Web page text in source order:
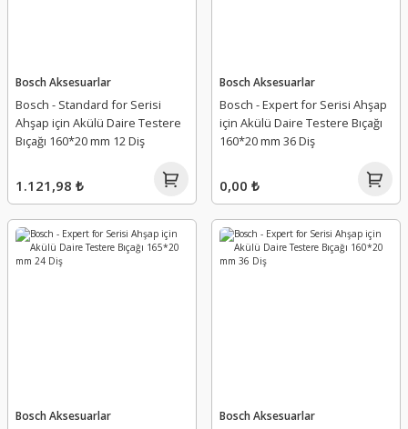
Bosch Aksesuarlar
Bosch - Standard for Serisi
Ahşap için Akülü Daire Testere
Bıçağı 160*20 mm 12 Diş
1.121,98 ₺
Bosch Aksesuarlar
Bosch - Expert for Serisi Ahşap
için Akülü Daire Testere Bıçağı
160*20 mm 36 Diş
0,00 ₺
Bosch Aksesuarlar Bosch Aksesuarlar